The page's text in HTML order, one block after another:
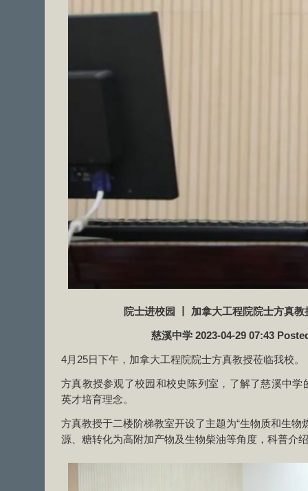
院士进校园 丨 加拿大工程院院士方真
慈溪中学 2023-04-29 07:43
4月25日下午，加拿大工程院院士方真教授莅临我校。
方真教授参观了校园和校史陈列室，了解了慈溪中学
英才培育理念。
方真教授于二楼阶梯教室开设了主题为“生物质和生物
源、糖转化为高附加产物及生物柴油等角度，科普介